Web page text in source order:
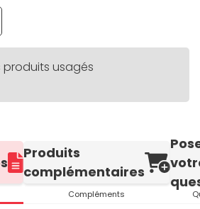
produits usagés
Produits
complémentaires
Compléments